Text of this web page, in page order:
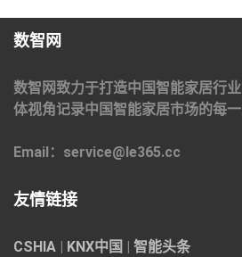
数智网
数智网致力于打造中国智能家居行
体视角记录中国智能家居市场的每一
Email：service@le365.cc
友情链接
CSHIA KNX中国
智能头条